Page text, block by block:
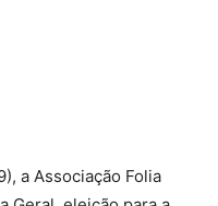
a Associação Folia